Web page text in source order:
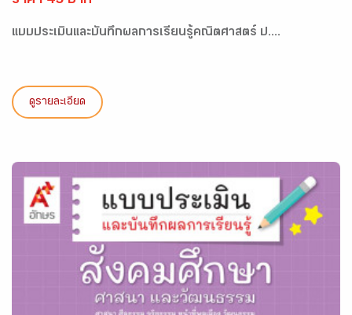
แบบประเมินและบันทึกผลการเรียนรู้คณิตศาสตร์ ป....
ดูรายละเอียด